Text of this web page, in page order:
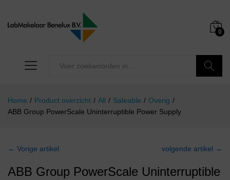
0
Home / Product overzicht / All / Saleable / Overig /
ABB Group PowerScale Uninterruptible Power Supply
← Vorige artikel volgende artikel →
ABB Group PowerScale Uninterruptible